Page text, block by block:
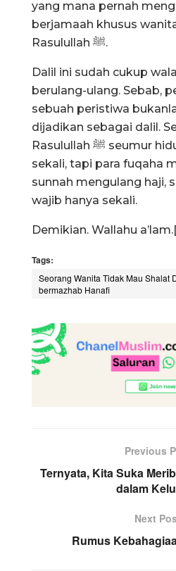
yang mana pernah
berjamaah khusus
Rasulullah ﷺ.
Dalil ini sudah cukup
berulang-ulang. Sebab,
sebuah peristiwa
dijadikan sebagai dalil.
Rasulullah ﷺ seumur hidup haji hanya
sekali, tapi para fuqaha
sunnah mengulang haji,
wajib hanya sekali.
Demikian. Wallahu
Tags:
Seorang Wanita Tidak Mau Shalat
bermazhab Hanafi
Previous
Ternyata, Kita Suka
dalam
Next
Rumus